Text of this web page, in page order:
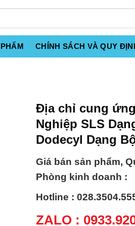
CHÍNH SÁCH VÀ QUY
Địa chỉ cung
Nghiệp SLS
Dodecyl Dạng
Giá bán sản phẩm,
Phòng kinh doanh :
Hotline :
ZALO :